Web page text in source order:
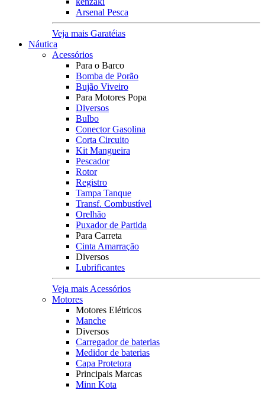
Arsenal Pesca
Veja mais Garatéias
Náutica
Acessórios
Para o Barco
Bomba de Porão
Bujão Viveiro
Para Motores Popa
Diversos
Bulbo
Conector Gasolina
Corta Circuito
Kit Mangueira
Pescador
Rotor
Registro
Tampa Tanque
Transf. Combustível
Orelhão
Puxador de Partida
Para Carreta
Cinta Amarração
Diversos
Lubrificantes
Veja mais Acessórios
Motores
Motores Elétricos
Manche
Diversos
Carregador de baterias
Medidor de baterias
Capa Protetora
Principais Marcas
Minn Kota